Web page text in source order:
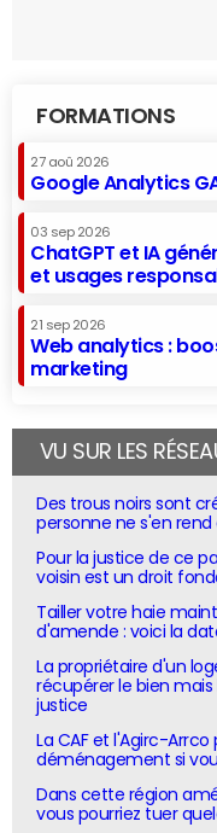
FORMATIONS
27 aoû 2026
Google Analytics
03 sep 2026
ChatGPT et IA
et usages
21 sep 2026
Web analytics :
marketing
VU SUR LES
Des trous noirs sont
personne ne s'en
Pour la justice de ce
voisin est un droit
Tailler votre haie
d'amende : voici la
La propriétaire d'un
récupérer le bien
justice
La CAF et l'Agirc-
déménagement si
Dans cette région
vous pourriez tuer